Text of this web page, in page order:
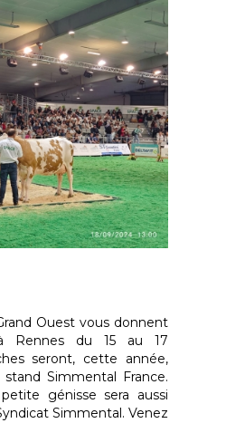
Ouest vous donnent
Rennes du 15 au 17
seront, cette année,
Simmental France.
génisse sera aussi
Simmental. Venez